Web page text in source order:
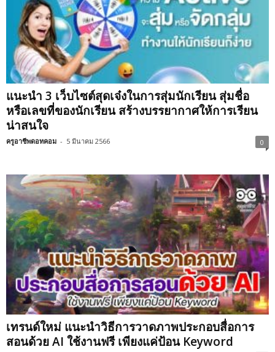
แนะนำ 3 เว็บไซต์สุดเจ๋งในการสุ่มนักเรียน สุ่มชื่อ
หรือเลขที่ของนักเรียน สร้างบรรยากาศให้การเรียน
น่าสนใจ
ครูอาชีพดอทคอม - 5 มีนาคม 2566 0
เทรนด์ใหม่ แนะนำวิธีการวาดภาพประกอบสื่อการ
สอนด้วย AI ใช้งานฟรี เพียงแค่ป้อน Keyword